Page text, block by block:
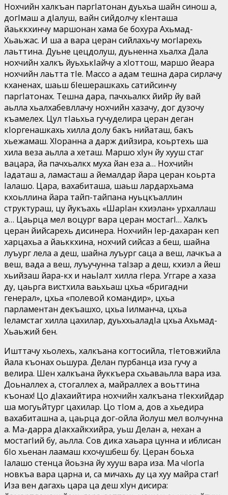
Нохчийн халкъан паргIатонан дуьхьа шайн синош а,
догIмаш а дIалуш, вайн сийдолчу кIенташа
йаьккхинчу маршонан хама бе бохура Ахьмад-
Хьаьжас. И ша а вара церан сийлахьчу могIарехь
лаьттина. Дуьне цецдолуш, дуьненна хьалха Дала
нохчийн халкъ йуьхькIайчу а хIоттош, маршо йеара
нохчийн лаьтта тIе. Массо а адам тешна дара сирлачу
кханенах, шаьш бIешерашкахь сатийсинчу
паргIатонах. Тешна дара, пачхьалкх йийр йу вай
аьлла хьалхабевллачу нохчийн хазачу, дог дузочу
къамелех. Цул тIаьхьа гучуделира церан деган
кIоргенашкахь хилла долу бакъ нийаташ, бакъ
хьежамаш. ХIоранна а дарж дийзира, коьртехь ша
хила веза аьлла а хеташ. Маршо хIун йу хууш стаг
вацара, йа пачхьалкх муха йан еза а… Нохчийн
Iадаташ а, ламасташ а йемалдар йара церан коьрта
Iалашо. Цара, вахабиташа, шаьш лардархьама
кхоьллина йара тайп-тайпана нуьцкъаллин
структураш, цу йукъахь «ШарIан кхиэлан» урхаллаш
а… Цаьрца мел воцург вара церан мостагI… Халкъ
церан йийсарехь дисинера. Нохчийн Iер-дахаран кеп
харцахьа а йаьккхина, нохчий сийсаз а беш, шайна
луъург лела а деш, шайна луъург саца а веш, лачкъа а
веш, вада а веш, луъучунна таIзар а деш, кхиэл а йеш
хьийзаш йара-кх и наьIалт хилла гIера. Уггаре а хаза
ду, цаьрга вистхила ваьхьаш цхьа «бригадни
генерал», цхьа «полевой командир», цхьа
парламентан декъашхо, цхьа Iилманча, цхьа
Iеламстаг хилла цахилар, дуьххьаладIа цхьа Ахьмад-
Хьаьжий бен.
Ишттачу хьолехь, халкъана когтосийла, тIетовжийла
йала къонах оьшура. Делан пурбанца иза гучу а
велира. Шен халкъана йуккъера схьаваьлла вара иза.
Доьналлех а, стогаллех а, майраллех а воьттина
къонах! Цо дIахаийтира нохчийн халкъана тIекхийдар
ша могуьйтург цахилар. Цо тIом а, дов а хьедира
вахабиташна а, цаьрца дог-ойла йолуш мел волчунна
а. Ма-дарра дIакхайкхийра, уьш Делан а, нехан а
мостагIий бу, аьлла. Сов дика хаьара цунна и иблисан
бIо хьенан лаамаш кхочушбеш бу. Церан боьха
Iалашо стенца йоьзна йу хууш вара иза. Ма чIогIа
новкъа вара царна и, са мичахь ду ца хуу майра стаг!
Иза вен дагахь цара ца деш хIун дисира: